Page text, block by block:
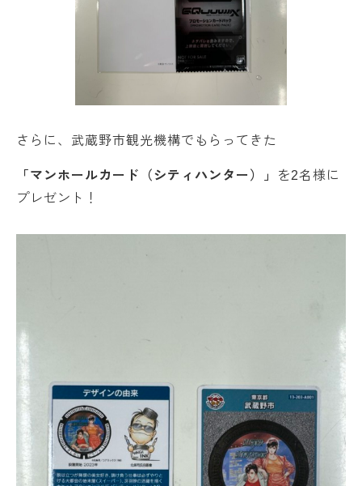
さらに、武蔵野市観光機構でもらってきた
「マンホールカード（シティハンター）」
を2名様に
プレゼント！